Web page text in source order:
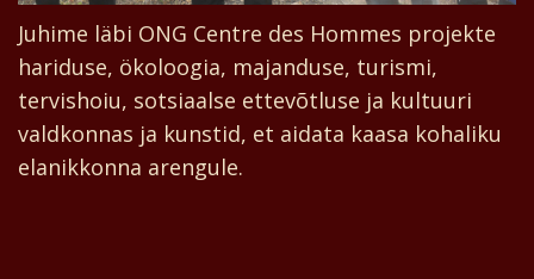
Juhime läbi ONG Centre des Hommes projekte
hariduse, ökoloogia, majanduse, turismi,
tervishoiu, sotsiaalse ettevõtluse ja kultuuri
valdkonnas ja kunstid, et aidata kaasa kohaliku
elanikkonna arengule.